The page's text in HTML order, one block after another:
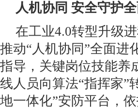
人机协同 安全守护
在工业4.0转型升级
推动“人机协同”全面进
指导，关键岗位技能养
线人员向算法“指挥家”
地一体化”安防平台，